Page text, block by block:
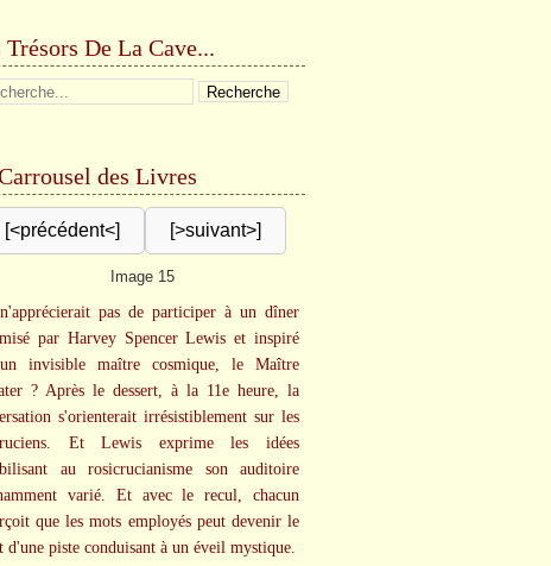
Trésors De La Cave...
des Livres
[<précédent<] [>suivant>]
pas de participer à un dîner
par Harvey Spencer Lewis et inspiré
invisible maître cosmique, le Maître
? Après le dessert, à la 11e heure, la
s'orienterait irrésistiblement sur les
Et Lewis exprime les idées
au rosicrucianisme son auditoire
varié. Et avec le recul, chacun
que les mots employés peut devenir le
d'une piste conduisant à un éveil mystique.